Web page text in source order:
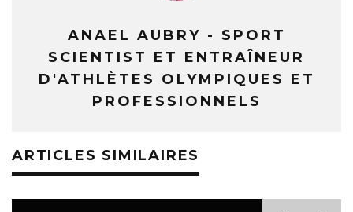
ANAEL AUBRY - SPORT
SCIENTIST ET ENTRAÎNEUR
D'ATHLÈTES OLYMPIQUES ET
PROFESSIONNELS
ARTICLES SIMILAIRES